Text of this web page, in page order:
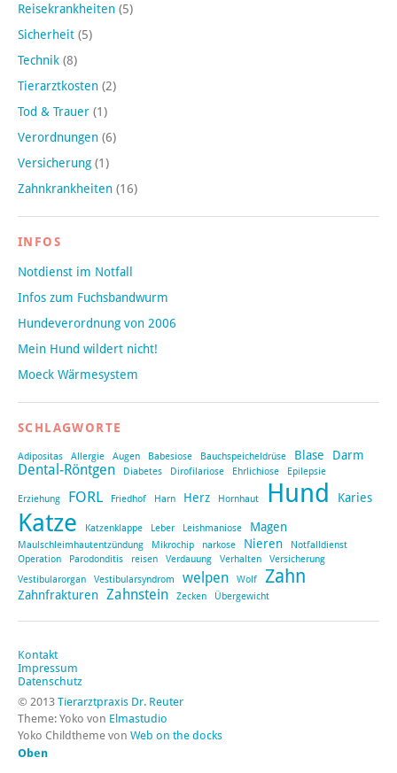
Reisekrankheiten (5)
Sicherheit (5)
Technik (8)
Tierarztkosten (2)
Tod & Trauer (1)
Verordnungen (6)
Versicherung (1)
Zahnkrankheiten (16)
INFOS
Notdienst im Notfall
Infos zum Fuchsbandwurm
Hundeverordnung von 2006
Mein Hund wildert nicht!
Moeck Wärmesystem
SCHLAGWORTE
Adipositas Allergie Augen Babesiose Bauchspeicheldrüse Blase Darm
Dental-Röntgen Diabetes Dirofilariose Ehrlichiose Epilepsie
Erziehung FORL Friedhof Harn Herz Hornhaut Hund Karies
Katze Katzenklappe Leber Leishmaniose Magen
Maulschleimhautentzündung Mikrochip narkose Nieren
Notfalldienst
Operation
Parodonditis reisen Verdauung Verhalten
Versicherung
Vestibularorgan
Vestibularsyndrom welpen Wolf Zahn
Zahnfrakturen Zahnstein Zecken Übergewicht
Kontakt
Impressum
Datenschutz
© 2013 Tierarztpraxis Dr. Reuter
Theme: Yoko von Elmastudio
Yoko Childtheme von Web on the docks
Oben